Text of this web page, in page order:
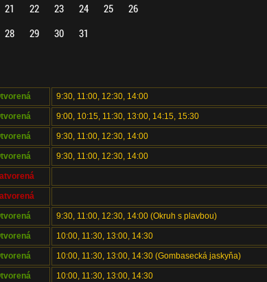
21 22 23 24 25
26
28 29 30 31
9:30, 11:00, 12:30, 14:00
9:00, 10:15, 11:30, 13:00, 14:15, 15:30
9:30, 11:00, 12:30, 14:00
9:30, 11:00, 12:30, 14:00
9:30, 11:00, 12:30, 14:00 (Okruh s plavbou)
10:00, 11:30, 13:00, 14:30
10:00, 11:30, 13:00, 14:30 (Gombasecká jaskyňa)
10:00, 11:30, 13:00, 14:30